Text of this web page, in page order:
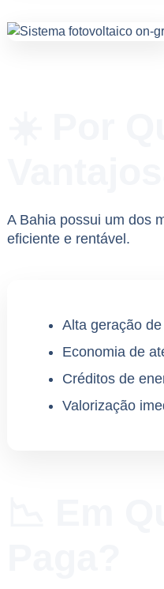
A Bahia possui um dos
eficiente e rentável.
Alta geração
Economia de
Créditos de
Valorização